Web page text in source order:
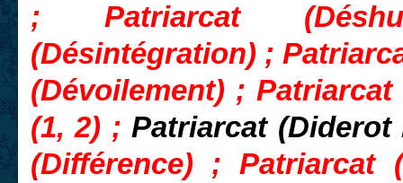
; Patriarcat
(Désintégration) ;
(Dévoilement) ;
(1, 2) ;Patriarcat
(Différence) ; Patriarcat